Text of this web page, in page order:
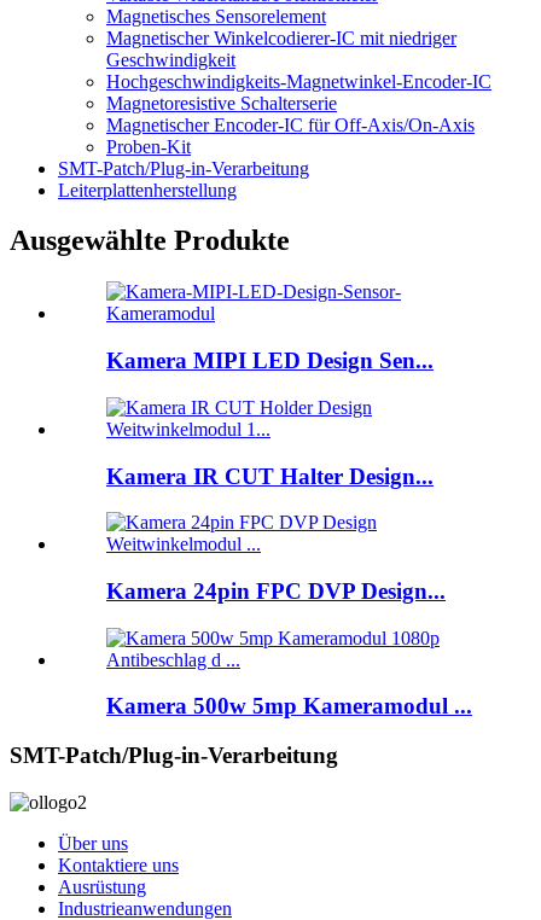
Magnetisches Sensorelement
Magnetischer Winkelcodierer-IC mit niedriger
Geschwindigkeit
Hochgeschwindigkeits-Magnetwinkel-Encoder-IC
Magnetoresistive Schalterserie
Magnetischer Encoder-IC für Off-Axis/On-Axis
Proben-Kit
SMT-Patch/Plug-in-Verarbeitung
Leiterplattenherstellung
Ausgewählte Produkte
Kamera MIPI LED Design Sen...
Kamera IR CUT Halter Design...
Kamera 24pin FPC DVP Design...
Kamera 500w 5mp Kameramodul ...
SMT-Patch/Plug-in-Verarbeitung
Über uns
Kontaktiere uns
Ausrüstung
Industrieanwendungen